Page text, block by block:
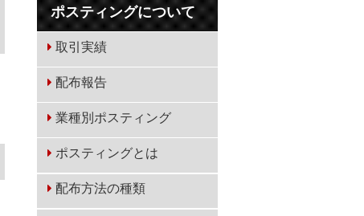
ポスティングについて
取引実績
配布報告
業種別ポスティング
ポスティングとは
配布方法の種類